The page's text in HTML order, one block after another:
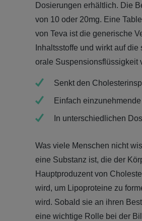
Dosierungen erhältlich. Die
von 10 oder 20mg. Eine
von Teva ist die generische
Inhaltsstoffe und wirkt auf
orale Suspensionsflüssigkeit
Senkt den
Einfach
In unterschiedlichen
Was viele Menschen nicht
eine Substanz ist, die der
Hauptproduzent von
wird, um Lipoproteine zu
wird. Sobald sie an ihren
eine wichtige Rolle bei der